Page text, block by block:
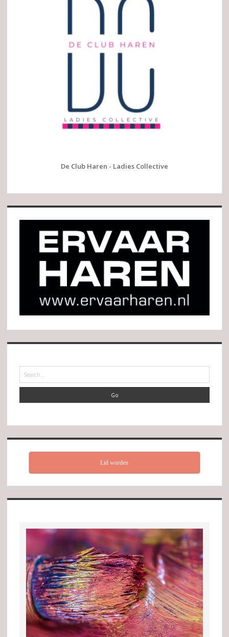
De Club Haren - Ladies Collective
Lid worden